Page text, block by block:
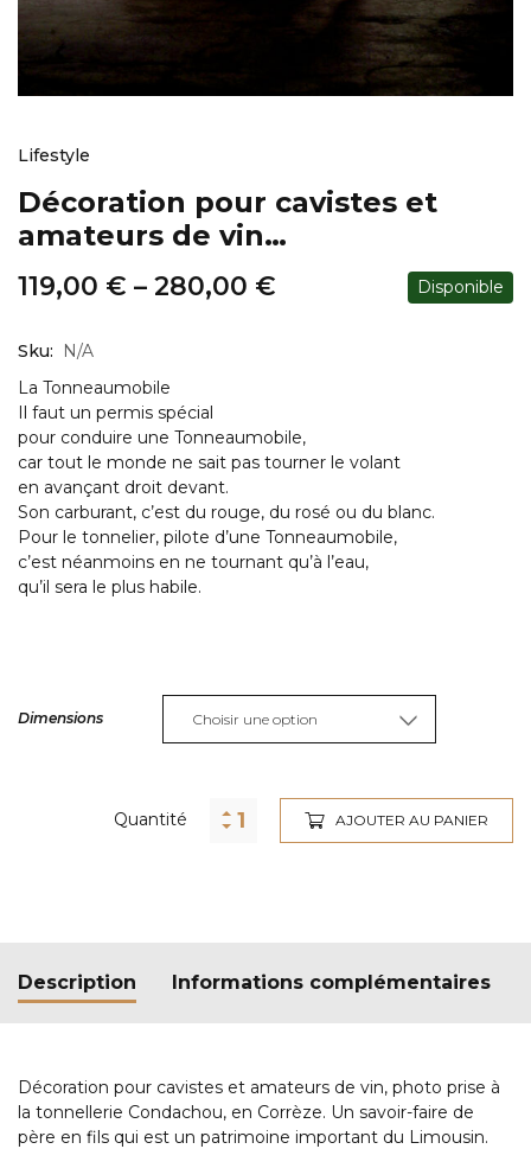
Lifestyle
Décoration pour cavistes et
amateurs de vin…
119,00 € – 280,00 € Disponible
Sku:
N/A
La Tonneaumobile
Il faut un permis spécial
pour conduire une Tonneaumobile,
car tout le monde ne sait pas tourner le volant
en avançant droit devant.
Son carburant, c’est du rouge, du rosé ou du blanc.
Pour le tonnelier, pilote d’une Tonneaumobile,
c’est néanmoins en ne tournant qu’à l’eau,
qu’il sera le plus habile.
Dimensions
Quantité AJOUTER AU PANIER
Description Informations complémentaires
Décoration pour cavistes et amateurs de vin, photo prise à
la tonnellerie Condachou, en Corrèze. Un savoir-faire de
père en fils qui est un patrimoine important du Limousin.